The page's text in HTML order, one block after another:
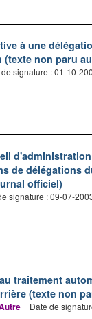
à une
non paru
signature : 01-10-
de délégations
officiel)
signature : 09-07-
traitement
(texte non
Date de